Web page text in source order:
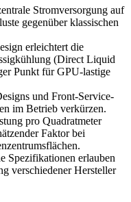
Stromversorgung auf
gegenüber klassischen
erleichtert die
(Direct Liquid
Punkt für GPU-lastige
und Front-Service-
im Betrieb verkürzen.
pro Quadratmeter
Faktor bei
Spezifikationen erlauben
verschiedener Hersteller